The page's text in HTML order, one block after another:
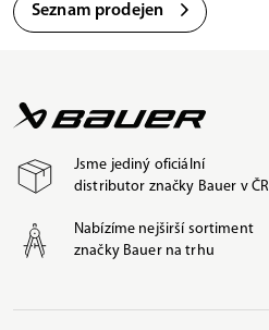
Seznam prodejen
Jsme jediný oficiální
distributor značky Bauer v ČR
Nabízíme nejširší sortiment
značky Bauer na trhu